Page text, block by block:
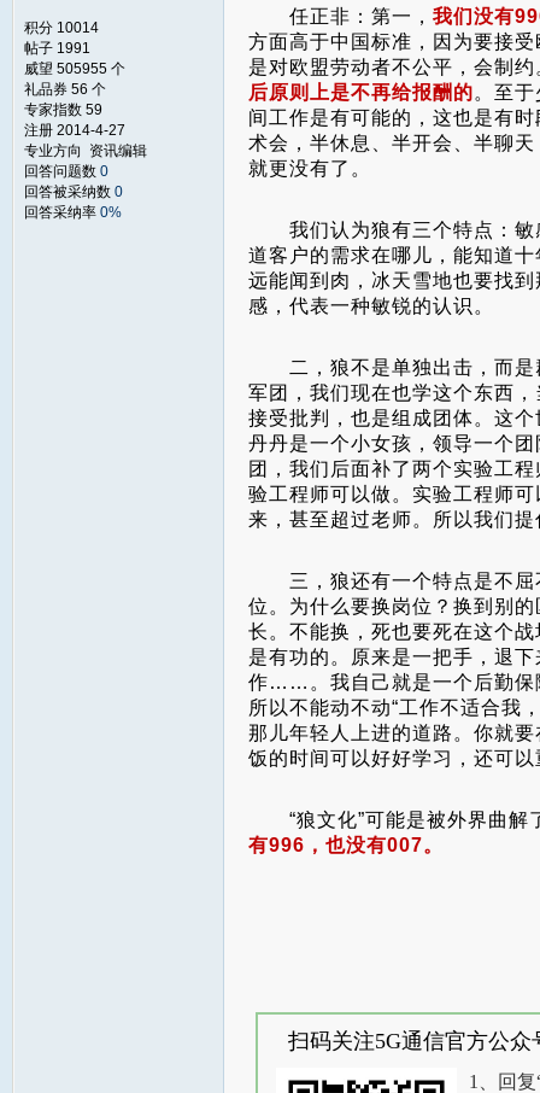
积分 10014
帖子 1991
威望 505955 个
礼品券 56 个
专家指数 59
注册 2014-4-27
专业方向 资讯编辑
回答问题数 0
回答被采纳数 0
回答采纳率 0%
任正非：第一， 我们没有
方面高于中国标准，因为要接
是对欧盟劳动者不公平，会制约
后原则上是不再给报酬的。至
间工作是有可能的，这也是有
术会，半休息、半开会、半聊
就更没有了。
我们认为狼有三个特点：敏
道客户的需求在哪儿，能知道
远能闻到肉，冰天雪地也要找
感，代表一种敏锐的认识。
二，狼不是单独出击，而是
军团，我们现在也学这个东西
接受批判，也是组成团体。这
丹丹是一个小女孩，领导一个
团，我们后面补了两个实验工
验工程师可以做。实验工程师
来，甚至超过老师。所以我们
三，狼还有一个特点是不屈
位。为什么要换岗位？换到别
长。不能换，死也要死在这个
是有功的。原来是一把手，退
作……。我自己就是一个后勤保
所以不能动不动“工作不适合我
那儿年轻人上进的道路。你就
饭的时间可以好好学习，还可
“狼文化”可能是被外界曲解
有996，也没有007。
扫码关注5G通信官方公
1、回复